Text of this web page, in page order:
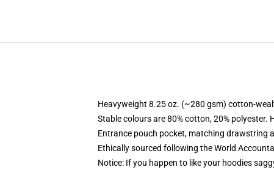
Heavyweight 8.25 oz. (~280 gsm) cotton-
Stable colours are 80% cotton, 20% polyester.
Entrance pouch pocket, matching drawstring
Ethically sourced following the World
Notice: If you happen to like your hoodies